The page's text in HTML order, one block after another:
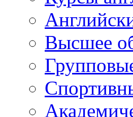
Высшее